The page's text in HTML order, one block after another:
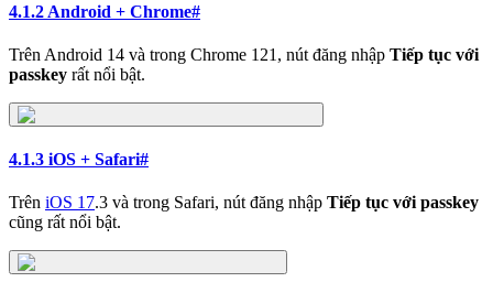
4.1.2 Android + Chrome#
Trên Android 14 và trong Chrome 121, nút đăng nhập Tiếp tục với
passkey rất nổi bật.
4.1.3 iOS + Safari#
Trên iOS 17.3 và trong Safari, nút đăng nhập Tiếp tục với passkey
cũng rất nổi bật.